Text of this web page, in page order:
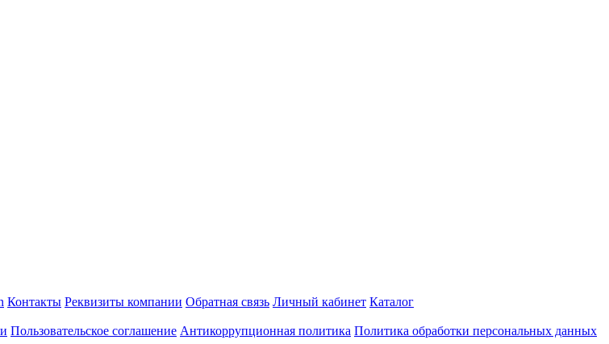
Контакты Реквизиты компании Обратная связь Личный кабинет Каталог
Пользовательское соглашение Антикоррупционная политика Политика обработки персональных данных